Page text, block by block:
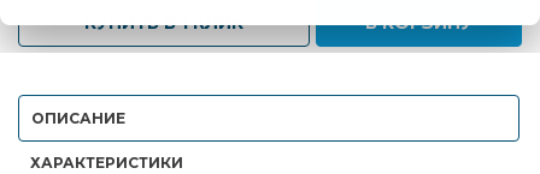
КУПИТЬ В 1 КЛИК В КОРЗИНУ
ОПИСАНИЕ
ХАРАКТЕРИСТИКИ